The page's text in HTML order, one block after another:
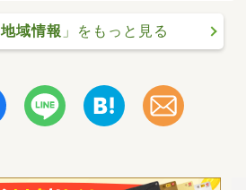
地域情報 」をもっと見る